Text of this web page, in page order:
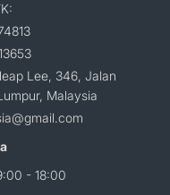
Lee, 346, Jalan
Malaysia
- 18:00